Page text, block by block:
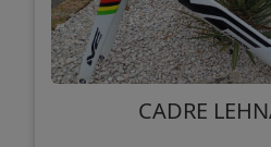
CADRE